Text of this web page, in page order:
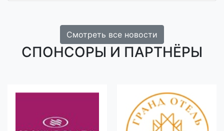
Смотреть все новости
СПОНСОРЫ И ПАРТНЁРЫ